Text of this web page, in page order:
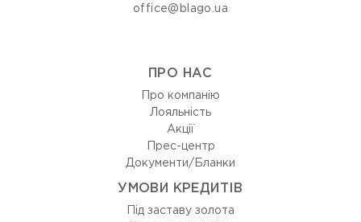
office@blago.ua
ПРО НАС
Про компанію
Лояльність
Акції
Прес-центр
Документи/Бланки
УМОВИ КРЕДИТІВ
Під заставу золота